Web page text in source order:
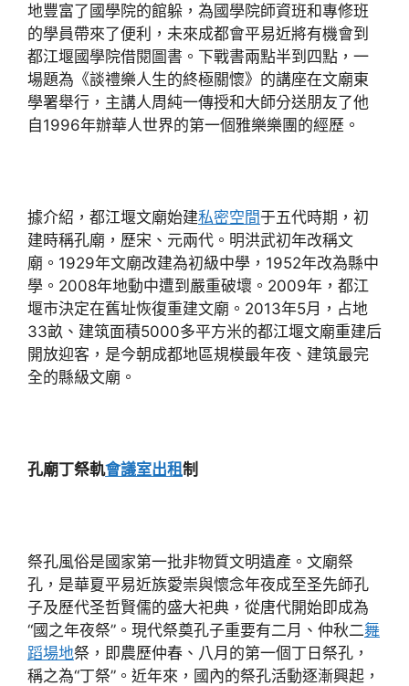
地豐富了國學院的館躲，為國學院師資班和專修班
的學員帶來了便利，未來成都會平易近將有機會到
都江堰國學院借閱圖書。下戰書兩點半到四點，一
場題為《談禮樂人生的終極關懷》的講座在文廟東
學署舉行，主講人周純一傳授和大師分送朋友了他
自1996年辦華人世界的第一個雅樂樂團的經歷。
據介紹，都江堰文廟始建私密空間于五代時期，初
建時稱孔廟，歷宋、元兩代。明洪武初年改稱文
廟。1929年文廟改建為初級中學，1952年改為縣中
學。2008年地動中遭到嚴重破壞。2009年，都江
堰市決定在舊址恢復重建文廟。2013年5月，占地
33畝、建筑面積5000多平方米的都江堰文廟重建后
開放迎客，是今朝成都地區規模最年夜、建筑最完
全的縣級文廟。
孔廟丁祭軌會議室出租制
祭孔風俗是國家第一批非物質文明遺產。文廟祭
孔，是華夏平易近族愛崇與懷念年夜成至圣先師孔
子及歷代圣哲賢儒的盛大祀典，從唐代開始即成為
“國之年夜祭”。現代祭奠孔子重要有二月、仲秋二舞
蹈場地祭，即農歷仲春、八月的第一個丁日祭孔，
稱之為“丁祭”。近年來，國內的祭孔活動逐漸興起，